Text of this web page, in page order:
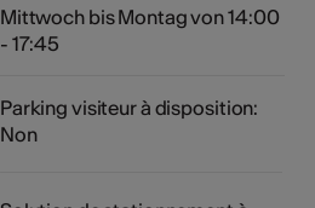
Mittwoch bis Montag von 14:00
- 17:45
Parking visiteur à disposition:
Non